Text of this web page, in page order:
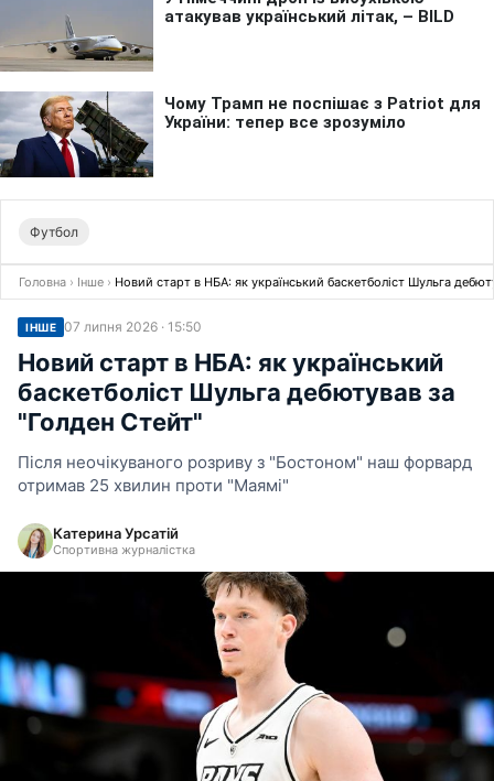
Футбол
Головна › Інше › Новий старт в НБА: як український баскетболіст Шульга
ІНШЕ 07 липня 2026 · 15:50
Новий старт в НБА: як український
баскетболіст Шульга дебютував за
"Голден Стейт"
Після неочікуваного розриву з "Бостоном" наш форвард
отримав 25 хвилин проти "Маямі"
Катерина Урсатій
Спортивна журналістка